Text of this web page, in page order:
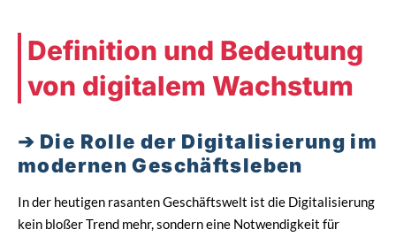
Definition und Bedeutung
von digitalem Wachstum
Die Rolle der Digitalisierung im
modernen Geschäftsleben
In der heutigen rasanten Geschäftswelt ist die Digitalisierung
kein bloßer Trend mehr, sondern eine Notwendigkeit für